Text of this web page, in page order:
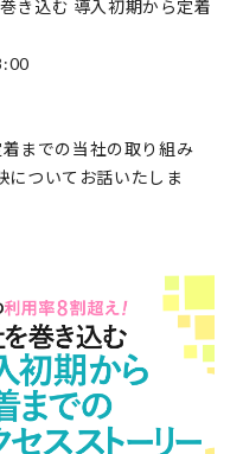
き込む 導入初期から定着
までの当社の取り組み
についてお話いたしま